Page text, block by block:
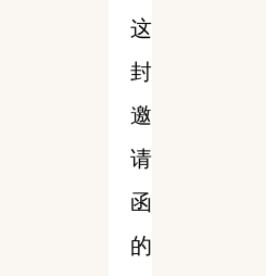
这
封
邀
请
函
的